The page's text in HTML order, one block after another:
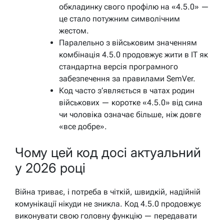
обкладинку свого профілю на «4.5.0» —
це стало потужним символічним
жестом.
Паралельно з військовим значенням
комбінація 4.5.0 продовжує жити в IT як
стандартна версія програмного
забезпечення за правилами SemVer.
Код часто з’являється в чатах родин
військових — коротке «4.5.0» від сина
чи чоловіка означає більше, ніж довге
«все добре».
Чому цей код досі актуальний
у 2026 році
Війна триває, і потреба в чіткій, швидкій, надійній
комунікації нікуди не зникла. Код 4.5.0 продовжує
виконувати свою головну функцію — передавати